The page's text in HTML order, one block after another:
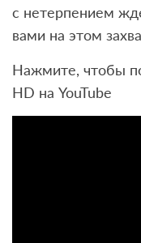
с нетерпением
вами на этом
Нажмите, чтобы
HD на YouTube